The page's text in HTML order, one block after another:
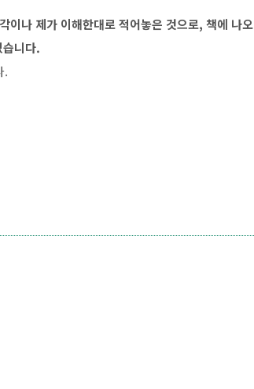
나 제가 이해한대로 적어놓은 것으로, 책에 나오
니다.
.